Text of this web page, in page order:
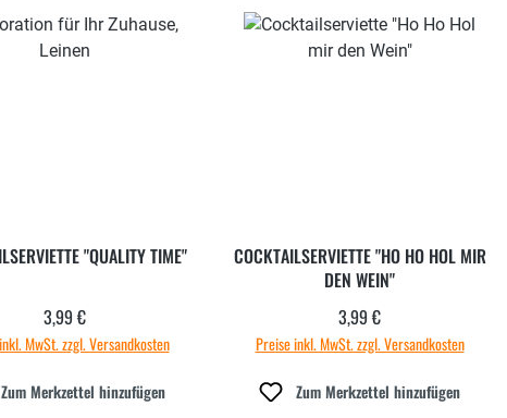
"QUALITY TIME"
Regulärer Preis:
3,99 €
MwSt. zzgl. Versandkosten
Zum Merkzettel hinzufügen
COCKTAILSERVIETTE "HO HO HOL MIR
DEN WEIN"
Regulärer Preis:
3,99 €
Preise inkl. MwSt. zzgl. Versandkosten
Zum Merkzettel hinzufügen